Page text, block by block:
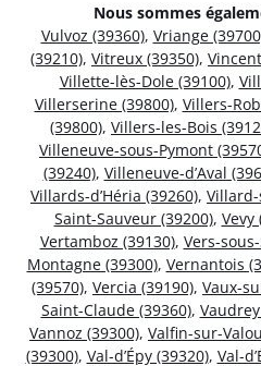
Nous sommes
Vulvoz (39360), Vriange
(39210), Vitreux (39350),
Villette-lès-Dole (39100),
Villerserine (39800), Villers-
(39800), Villers-les-Bois
Villeneuve-sous-Pymont
(39240), Villeneuve-d’Aval
Villards-d’Héria (39260),
Saint-Sauveur (39200), Vevy
Vertamboz (39130), Vers-
Montagne (39300), Vernantois
(39570), Vercia (39190), Vaux-
Saint-Claude (39360),
Vannoz (39300), Valfin-sur-
(39300), Val-d’Épy (39320), Val-